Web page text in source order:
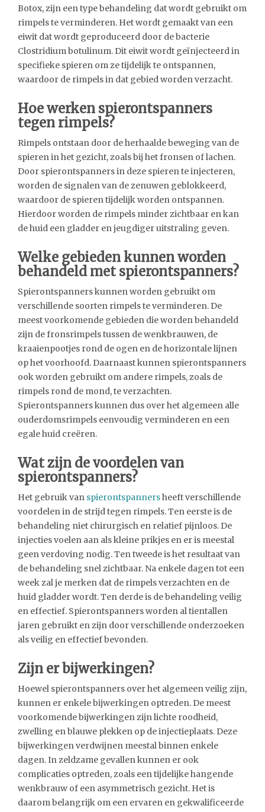
Botox, zijn een type behandeling dat wordt gebruikt om
rimpels te verminderen. Het wordt gemaakt van een
eiwit dat wordt geproduceerd door de bacterie
Clostridium botulinum. Dit eiwit wordt geïnjecteerd in
specifieke spieren om ze tijdelijk te ontspannen,
waardoor de rimpels in dat gebied worden verzacht.
Hoe werken spierontspanners
tegen rimpels?
Rimpels ontstaan door de herhaalde beweging van de
spieren in het gezicht, zoals bij het fronsen of lachen.
Door spierontspanners in deze spieren te injecteren,
worden de signalen van de zenuwen geblokkeerd,
waardoor de spieren tijdelijk worden ontspannen.
Hierdoor worden de rimpels minder zichtbaar en kan
de huid een gladder en jeugdiger uitstraling geven.
Welke gebieden kunnen worden
behandeld met spierontspanners?
Spierontspanners kunnen worden gebruikt om
verschillende soorten rimpels te verminderen. De
meest voorkomende gebieden die worden behandeld
zijn de fronsrimpels tussen de wenkbrauwen, de
kraaienpootjes rond de ogen en de horizontale lijnen
op het voorhoofd. Daarnaast kunnen spierontspanners
ook worden gebruikt om andere rimpels, zoals de
rimpels rond de mond, te verzachten.
Spierontspanners kunnen dus over het algemeen alle
ouderdomsrimpels eenvoudig verminderen en een
egale huid creëren.
Wat zijn de voordelen van
spierontspanners?
Het gebruik van spierontspannersheeft verschillende
voordelen in de strijd tegen rimpels. Ten eerste is de
behandeling niet chirurgisch en relatief pijnloos. De
injecties voelen aan als kleine prikjes en er is meestal
geen verdoving nodig. Ten tweede is het resultaat van
de behandeling snel zichtbaar. Na enkele dagen tot een
week zal je merken dat de rimpels verzachten en de
huid gladder wordt. Ten derde is de behandeling veilig
en effectief. Spierontspanners worden al tientallen
jaren gebruikt en zijn door verschillende onderzoeken
als veilig en effectief bevonden.
Zijn er bijwerkingen?
Hoewel spierontspanners over het algemeen veilig zijn,
kunnen er enkele bijwerkingen optreden. De meest
voorkomende bijwerkingen zijn lichte roodheid,
zwelling en blauwe plekken op de injectieplaats. Deze
bijwerkingen verdwijnen meestal binnen enkele
dagen. In zeldzame gevallen kunnen er ook
complicaties optreden, zoals een tijdelijke hangende
wenkbrauw of een asymmetrisch gezicht. Het is
daarom belangrijk om een ervaren en gekwalificeerde